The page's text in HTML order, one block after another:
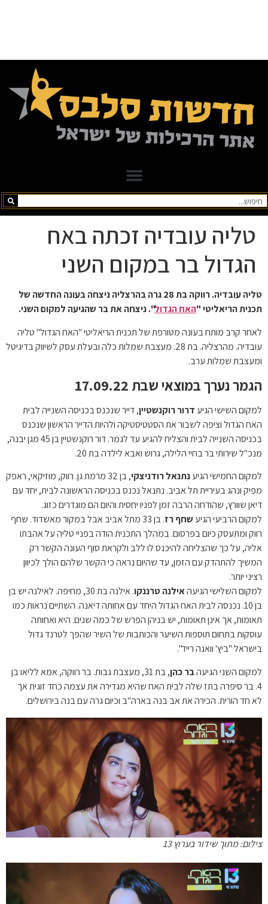
טליה עובדיה זכתה באח
הגדול בר במקום השני
טליה עובדיה. רווקה בת 28 גרה בהרצליה ניצחה בעונה החדשה של
תכנית הריאליטי "האח הגדול". ניצחה את בר שהגיעה למקום השני.
לאחר קרב מותח בעונה מטורפת של תכנית הריאליטי "האח הגדול" טליה
עובדיה. מהרצליה. בת 28. מעצבת שמלות כלה ובעלת עסק לשיווק בדיגיטל
ומעצבת שמלות ערב.
הגמר נערך במוצאי שבת 17.09.22
למקום השישי הגיע דרור רוקנשטיין, דייר שנכנס בכניסה השנייה לבית
האח הגדול וציפה לשבור את הסטטיסטיקה ולהיות הדייר הראשון שנכנס
בכניסה השנייה לבית והצליח להגיע עד לגמר. דור רוקנשטיין בן 45 מגן יבנה,
מנכ"ל שירותי בר בחיי הלילה, גרוש ואבא לילדה בת 20.
למקום החמישי הגיענתנאל רודניצקי
, בן 32 מרמת גן. רווק, מוזיקאי, ראפק
מפיק ונהג בעיריית תל אביב. נתנאל נכנס בכניסה הראשונה לבית, יחד עם
דיאן שוורץ, שהודחה הרבה זמן לפניו יחסית והיום הם מוגדרים כזוג.
למקום הרביעי הגיע שחף רז
. בן 33 מתל אביב אבל במקור מאשדוד. שחף
רווק ומתעסק כיום בפרסום. במהלך התכנית הודה בפניי טליה על אהבתו
אליה, על כך שהצליחה להיכנס לו ללב ולקראת סוף העונה הקשר רק
המשיך להתהדק עם הזמן, עד שהיום נראה כי הקשר שלהם הולך לכיוון
רציני יותר.
למקום השלישי הגיעהאילנה טרננקו
. אילנה בת 30, מחיפה. לאילנה יש בן
בן 10. נכנסה לבית האח הגדול היחד עם אחותה דיאנה. השתיים נראות כמו
תאומות, אך אינן תאומות, יש בניהן הפרש של כמה שנים. היא ואחותה
עוסקות בתחום תוספות השיער והכותבות של השיר שהפך לטרנד גדול
בישראל "ביץ' וואנה רייד".
למקום השני הגיעהבר כהן
, בת 31, מעצבת גבות. בר רווקה, אמא לליאו בן
4. בר סיפרה בתז שלה לבית האח שהיא מגדירה את עצמה כחד זוגית אך
לא חד הורית. הכירה את אב בנה בארה"ב וכיום גרה עם בנה בירושלים.
צילום: מתוך שידור בערוץ 13